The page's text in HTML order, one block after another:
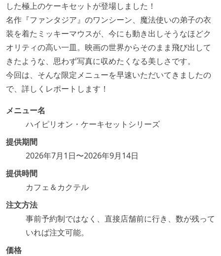
した極上のケーキセットが登場しました！
名作『ファンタジア』のワンシーン、魔法使いの弟子の衣
装を着たミッキーマウスが、今にも動き出しそうなほどク
オリティの高い一皿。映画の世界からそのまま飛び出して
きたような、思わず写真に収めたくなる美しさです。
今回は、そんな限定メニューを早速いただいてきましたの
で、詳しくレポートします！
メニュー名
ハイピリオン・ケーキセットシリーズ
提供期間
2026年7月1日〜2026年9月14日
提供時間
カフェ＆カクテル
注文方法
事前予約制ではなく、直接店舗前に行き、数が残って
いれば注文可能。
価格